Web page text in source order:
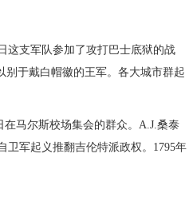
这支军队参加了攻打巴士底狱的战
别于戴白帽徽的王军。各大城市群起
马尔斯校场集会的群众。A.J.桑泰
卫军起义推翻吉伦特派政权。1795年